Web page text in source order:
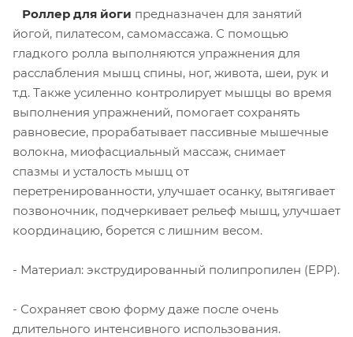
Роллер для йоги предназначен для занятий
йогой, пилатесом, самомассажа. С помощью
гладкого ролла выполняются упражнения для
расслабления мышц спины, ног, живота, шеи, рук и
т.д. Также усиленно контролирует мышцы во время
выполнения упражнений, помогает сохранять
равновесие, прорабатывает пассивные мышечные
волокна, миофасциальный массаж, снимает
спазмы и усталость мышц от
перетренированности, улучшает осанку, вытягивает
позвоночник, подчеркивает рельеф мышц, улучшает
координацию, борется с лишним весом.
- Материал: экструдированный полипропилен (EPP).
- Сохраняет свою форму даже после очень
длительного интенсивного использования.